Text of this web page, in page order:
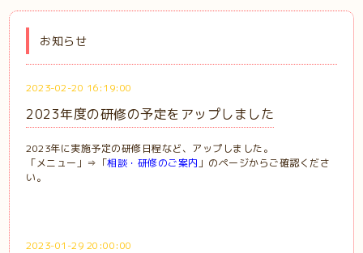
お知らせ
2023-02-20 16:19:00
2023年度の研修の予定をアップしました
2023年に実施予定の研修日程など、アップしました。
「メニュー」⇒「相談・研修のご案内 」のページからご確認くださ
い。
2023-01-29 20:00:00